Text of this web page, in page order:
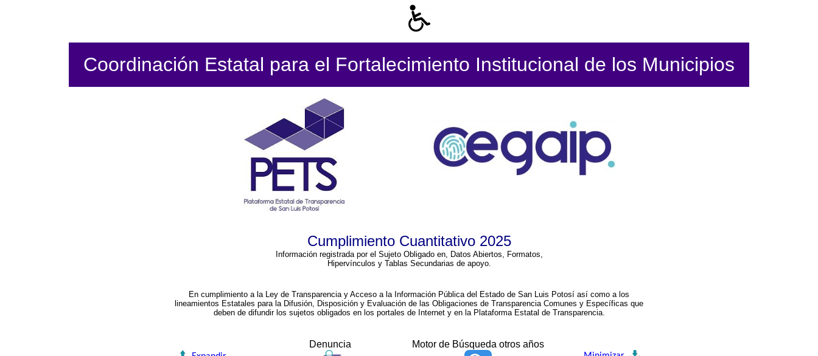
Coordinación Estatal para el Fortalecimiento Institucional de los Municipios
Cumplimiento Cuantitativo 2025
Información registrada por el Sujeto Obligado en, Datos Abiertos, Formatos,
Hipervínculos y Tablas Secundarias de apoyo.
En cumplimiento a la Ley de Transparencia y Acceso a la Información Pública del Estado de San Luis Potosí así como a los
lineamientos Estatales para la Difusión, Disposición y Evaluación de las Obligaciones de Transparencia Comunes y Específicas que
deben de difundir los sujetos obligados en los portales de Internet y en la Plataforma Estatal de Transparencia.
Denuncia Motor de Búsqueda otros años